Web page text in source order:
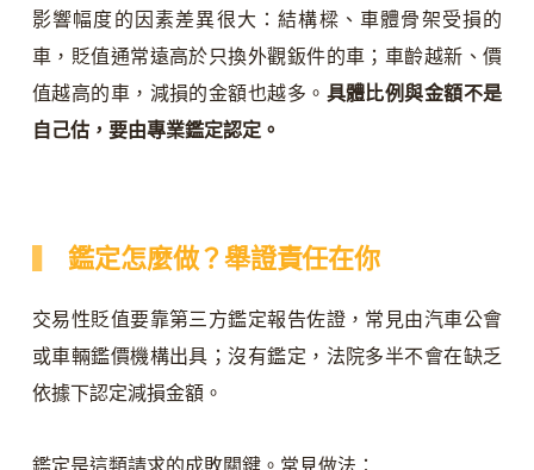
影響幅度的因素差異很大：結構樑、車體骨架受損的
車，貶值通常遠高於只換外觀鈑件的車；車齡越新、價
值越高的車，減損的金額也越多。 具體比例與金額不是
自己估，要由專業鑑定認定。
鑑定怎麼做？舉證責任在你
交易性貶值要靠第三方鑑定報告佐證，常見由汽車公會
或車輛鑑價機構出具；沒有鑑定，法院多半不會在缺乏
依據下認定減損金額。
鑑定是這類請求的成敗關鍵。常見做法：